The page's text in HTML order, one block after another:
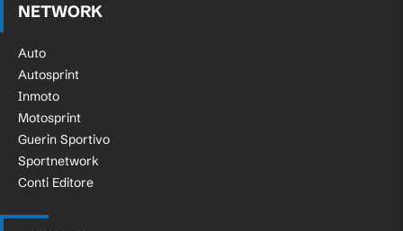
NETWORK
Auto
Autosprint
Inmoto
Motosprint
Guerin Sportivo
Sportnetwork
Conti Editore